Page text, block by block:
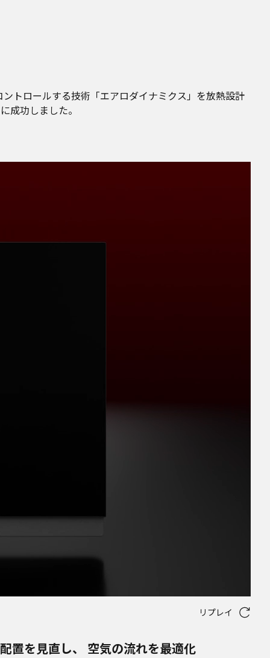
トロールする技術「エアロダイナミクス」を放熱設計
成功しました。
リプレイ
置を見直し、 空気の流れを最適化